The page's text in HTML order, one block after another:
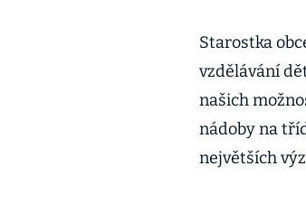
Starostka
vzdělávání
našich
nádoby na
největších